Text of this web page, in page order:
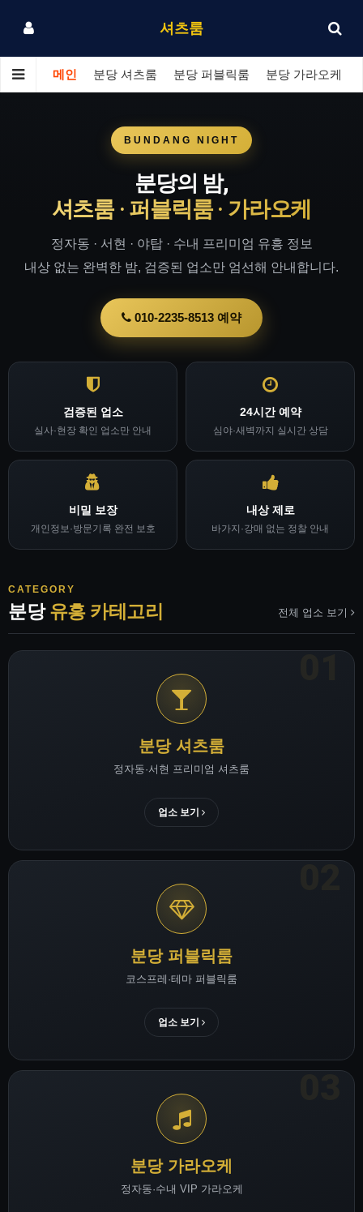
셔츠룸
메인 분당 셔츠룸 분당 퍼블릭룸 분당 가라오케
BUNDANG NIGHT
분당의 밤,
셔츠룸 · 퍼블릭룸 · 가라오케
정자동 · 서현 · 야탑 · 수내 프리미엄 유흥 정보
내상 없는 완벽한 밤, 검증된 업소만 엄선해 안내합니다.
010-2235-8513 예약
검증된 업소
실사·현장 확인 업소만 안내
24시간 예약
심야·새벽까지 실시간 상담
비밀 보장
개인정보·방문기록 완전 보호
내상 제로
바가지·강매 없는 정찰 안내
CATEGORY
분당유흥 카테고리 전체 업소 보기
분당 셔츠룸
정자동·서현 프리미엄 셔츠룸
업소 보기
분당 퍼블릭룸
코스프레·테마 퍼블릭룸
업소 보기
분당 가라오케
정자동·수내 VIP 가라오케